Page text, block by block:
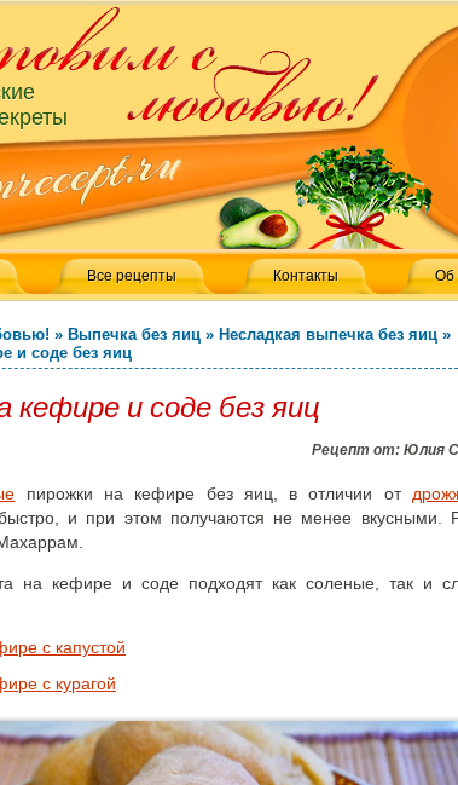
Все рецепты Контакты Об
» Выпечка без яиц » Несладкая выпечка без яиц »
и соде без яиц
кефире и соде без яиц
Рецепт от: Юлия
пирожки на кефире без яиц, в отличии от
быстро, и при этом получаются не менее вкусными.
на кефире и соде подходят как соленые, так и
с капустой
с курагой